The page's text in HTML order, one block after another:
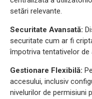
setări relevante.
Securitate Avansată:
securitate cum ar fi
împotriva tentativelor
Gestionare Flexibilă:
accesului, inclusiv
nivelurilor de permisiuni